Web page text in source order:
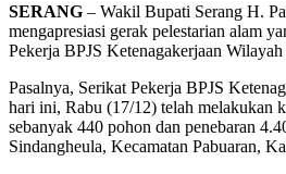
SERANG – Wakil Bupati Serang H.
mengapresiasi gerak pelestarian alam
Pekerja BPJS Ketenagakerjaan
Pasalnya, Serikat Pekerja BPJS
hari ini, Rabu (17/12) telah melakukan
sebanyak 440 pohon dan penebaran
Sindangheula, Kecamatan Pabuaran,